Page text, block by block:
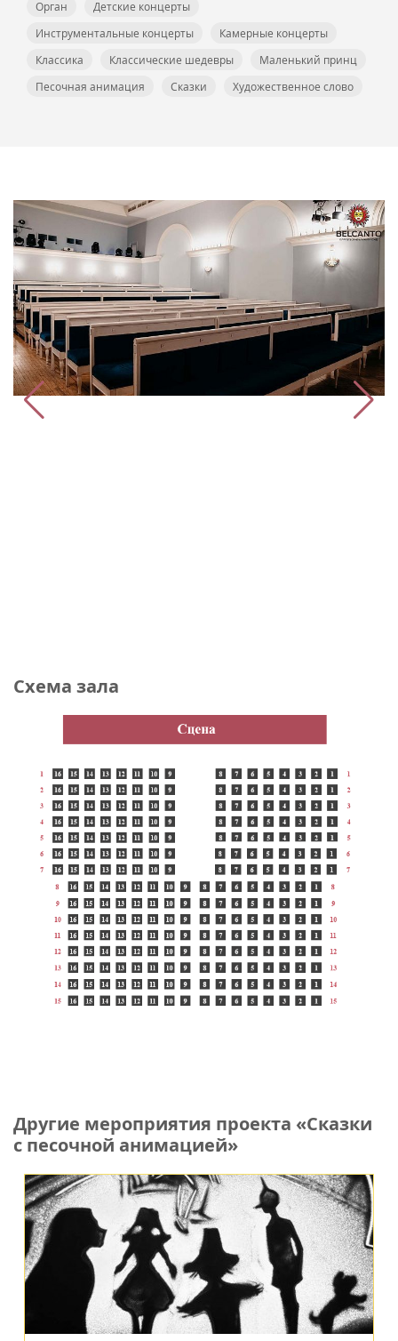
Орган
Детские концерты
Инструментальные концерты
Камерные концерты
Классика
Классические шедевры
Маленький принц
Песочная анимация
Сказки Художественное слово
Схема зала
Другие мероприятия проекта «Сказки
с песочной анимацией»